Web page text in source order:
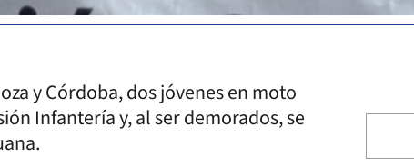
y Córdoba, dos jóvenes en moto
Infantería y, al ser demorados, se